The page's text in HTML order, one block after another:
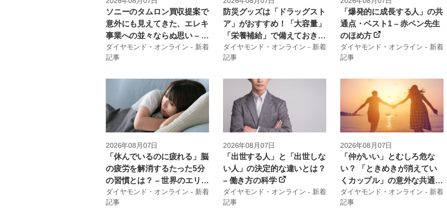
ソニーのタムロン買収提案で
意外にも見えてきた、エレキ
事業への並々ならぬ思い – 長
内 厚のエレキの深層
ダイヤモンド・オンライン - 新着
記事
防災グッズは「ドラッグスト
ア」がおすすめ！「大容量」
「栄養補給」で備えておきた
いアイテムとは？ –
News&Analysis
ダイヤモンド・オンライン - 新着
記事
「爆発的に成長する人」の共
通点・ベスト1 – 赤ペン先生
のほめ方
ダイヤモンド・オンライン - 新着
記事
2026年08月07日
「休んでいるのに疲れる」脳
の疲労を解消するたった5分
の習慣とは？ – 世界のエリー
トがやっている 最高の休息
法［完全版］
ダイヤモンド・オンライン - 新着
記事
2026年08月07日
「出世する人」と「出世しな
い人」の決定的な違いとは？
– 働き方の科学
ダイヤモンド・オンライン - 新着
記事
2026年08月07日
「仲がいい」とむしろ危な
い？ 「ときめきが消えてい
くカップル」の意外な共通点
– 一人になりたい男、話を聞
いてほしい女
ダイヤモンド・オンライン - 新着
記事